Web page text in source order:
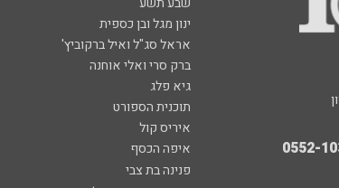
ינון מגל ובן כספית
אראל סג"ל ואיל ברקוביץ'
ברק סרי ואלי אוחנה
גיא פלג
תוכנית הספורט
איריס קול
איפה הכסף
פנינה בת צבי